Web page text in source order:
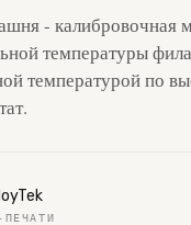
- калибровочная
температуры
температурой по